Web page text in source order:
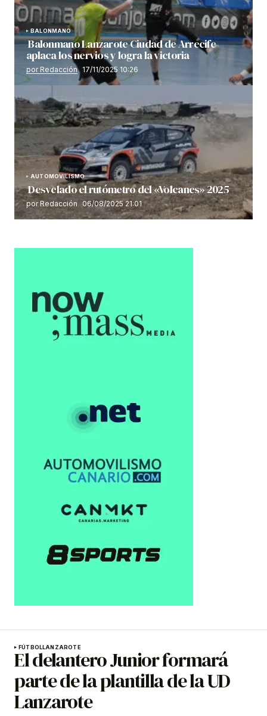
BALONMANO
Balonmano Lanzarote Ciudad de Arrecife
aplaca los nervios y logra la victoria
por Redacción 17/11/2025 10:26
AUTOMOVILISMO
Desvelado el rutómetro del «Volcanes» 2025
por Redacción 06/08/2025 21:01
FÚTBOLLANZAROTE
El delantero Junior formará
parte de la plantilla de la UD
Lanzarote